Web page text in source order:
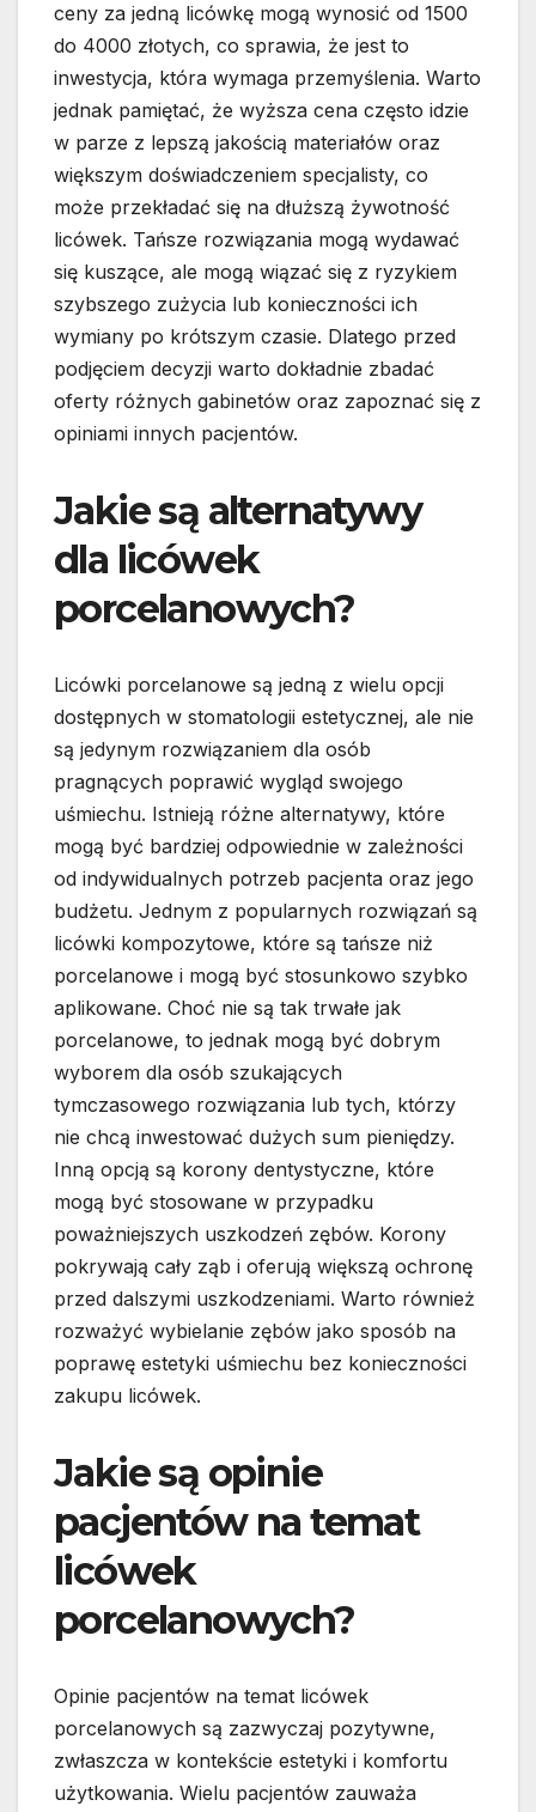
ceny za jedną licówkę mogą wynosić od 1500
do 4000 złotych, co sprawia, że jest to
inwestycja, która wymaga przemyślenia. Warto
jednak pamiętać, że wyższa cena często idzie
w parze z lepszą jakością materiałów oraz
większym doświadczeniem specjalisty, co
może przekładać się na dłuższą żywotność
licówek. Tańsze rozwiązania mogą wydawać
się kuszące, ale mogą wiązać się z ryzykiem
szybszego zużycia lub konieczności ich
wymiany po krótszym czasie. Dlatego przed
podjęciem decyzji warto dokładnie zbadać
oferty różnych gabinetów oraz zapoznać się z
opiniami innych pacjentów.
Jakie są alternatywy
dla licówek
porcelanowych?
Licówki porcelanowe są jedną z wielu opcji
dostępnych w stomatologii estetycznej, ale nie
są jedynym rozwiązaniem dla osób
pragnących poprawić wygląd swojego
uśmiechu. Istnieją różne alternatywy, które
mogą być bardziej odpowiednie w zależności
od indywidualnych potrzeb pacjenta oraz jego
budżetu. Jednym z popularnych rozwiązań są
licówki kompozytowe, które są tańsze niż
porcelanowe i mogą być stosunkowo szybko
aplikowane. Choć nie są tak trwałe jak
porcelanowe, to jednak mogą być dobrym
wyborem dla osób szukających
tymczasowego rozwiązania lub tych, którzy
nie chcą inwestować dużych sum pieniędzy.
Inną opcją są korony dentystyczne, które
mogą być stosowane w przypadku
poważniejszych uszkodzeń zębów. Korony
pokrywają cały ząb i oferują większą ochronę
przed dalszymi uszkodzeniami. Warto również
rozważyć wybielanie zębów jako sposób na
poprawę estetyki uśmiechu bez konieczności
zakupu licówek.
Jakie są opinie
pacjentów na temat
licówek
porcelanowych?
Opinie pacjentów na temat licówek
porcelanowych są zazwyczaj pozytywne,
zwłaszcza w kontekście estetyki i komfortu
użytkowania. Wielu pacjentów zauważa